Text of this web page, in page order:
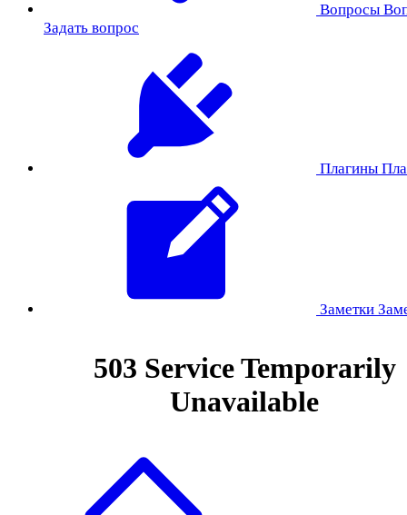
Вопросы
Задать вопрос
Плагины
Заметки